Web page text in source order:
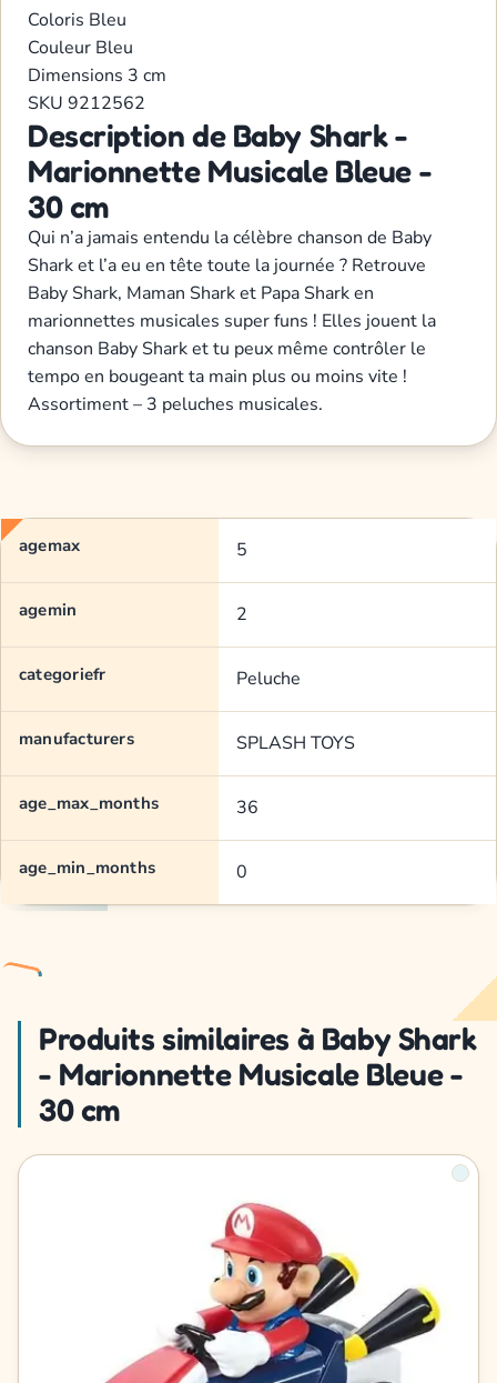
Coloris Bleu
Couleur Bleu
Dimensions 3 cm
SKU 9212562
Description de Baby Shark -
Marionnette Musicale Bleue -
30 cm
Qui n’a jamais entendu la célèbre chanson de Baby
Shark et l’a eu en tête toute la journée ? Retrouve
Baby Shark, Maman Shark et Papa Shark en
marionnettes musicales super funs ! Elles jouent la
chanson Baby Shark et tu peux même contrôler le
tempo en bougeant ta main plus ou moins vite !
Assortiment – 3 peluches musicales.
agemax 5
agemin 2
categoriefr Peluche
manufacturers SPLASH TOYS
age_max_months 36
age_min_months 0
Produits similaires à Baby Shark
- Marionnette Musicale Bleue -
30 cm